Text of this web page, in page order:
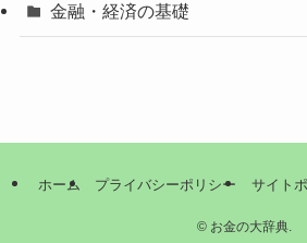
金融・経済の基礎
ホーム プライバシーポリシー サイト
©お金の大辞典.